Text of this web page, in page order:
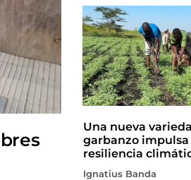
Una nueva
garbanzo impulsa
resiliencia
Ignatius Banda